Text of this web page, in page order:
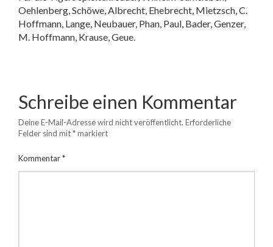
Oehlenberg, Schöwe, Albrecht, Ehebrecht, Mietzsch, C.
Hoffmann, Lange, Neubauer, Phan, Paul, Bader, Genzer,
M. Hoffmann, Krause, Geue.
Schreibe einen Kommentar
Deine E-Mail-Adresse wird nicht veröffentlicht. Erforderliche
Felder sind mit*markiert
Kommentar*